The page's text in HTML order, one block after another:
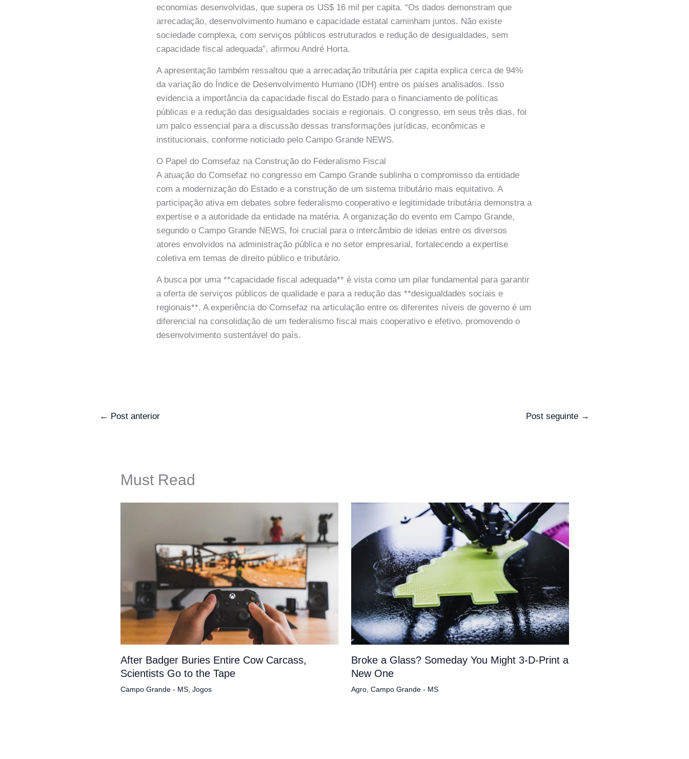
economias desenvolvidas, que supera os US$ 16 mil per capita. “Os dados demonstram que
arrecadação, desenvolvimento humano e capacidade estatal caminham juntos. Não existe
sociedade complexa, com serviços públicos estruturados e redução de desigualdades, sem
capacidade fiscal adequada”, afirmou André Horta.
A apresentação também ressaltou que a arrecadação tributária per capita explica cerca de 94%
da variação do Índice de Desenvolvimento Humano (IDH) entre os países analisados. Isso
evidencia a importância da capacidade fiscal do Estado para o financiamento de políticas
públicas e a redução das desigualdades sociais e regionais. O congresso, em seus três dias, foi
um palco essencial para a discussão dessas transformações jurídicas, econômicas e
institucionais, conforme noticiado pelo Campo Grande NEWS.
O Papel do Comsefaz na Construção do Federalismo Fiscal
A atuação do Comsefaz no congresso em Campo Grande sublinha o compromisso da entidade
com a modernização do Estado e a construção de um sistema tributário mais equitativo. A
participação ativa em debates sobre federalismo cooperativo e legitimidade tributária demonstra a
expertise e a autoridade da entidade na matéria. A organização do evento em Campo Grande,
segundo o Campo Grande NEWS, foi crucial para o intercâmbio de ideias entre os diversos
atores envolvidos na administração pública e no setor empresarial, fortalecendo a expertise
coletiva em temas de direito público e tributário.
A busca por uma **capacidade fiscal adequada** é vista como um pilar fundamental para garantir
a oferta de serviços públicos de qualidade e para a redução das **desigualdades sociais e
regionais**. A experiência do Comsefaz na articulação entre os diferentes níveis de governo é um
diferencial na consolidação de um federalismo fiscal mais cooperativo e efetivo, promovendo o
desenvolvimento sustentável do país.
← Post anterior Post seguinte →
Must Read
After Badger Buries Entire Cow Carcass,
Scientists Go to the Tape
Campo Grande - MS, Jogos
Broke a Glass? Someday You Might 3-D-Print a
New One
Agro, Campo Grande - MS